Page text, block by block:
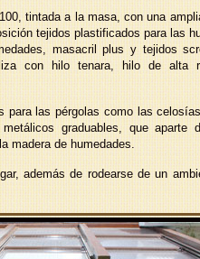
tintada a la masa, con una
tejidos plastificados para las
masacril plus y tejidos
con hilo tenara, hilo de alta
las pérgolas como las
graduables, que aparte
madera de humedades.
además de rodearse de un